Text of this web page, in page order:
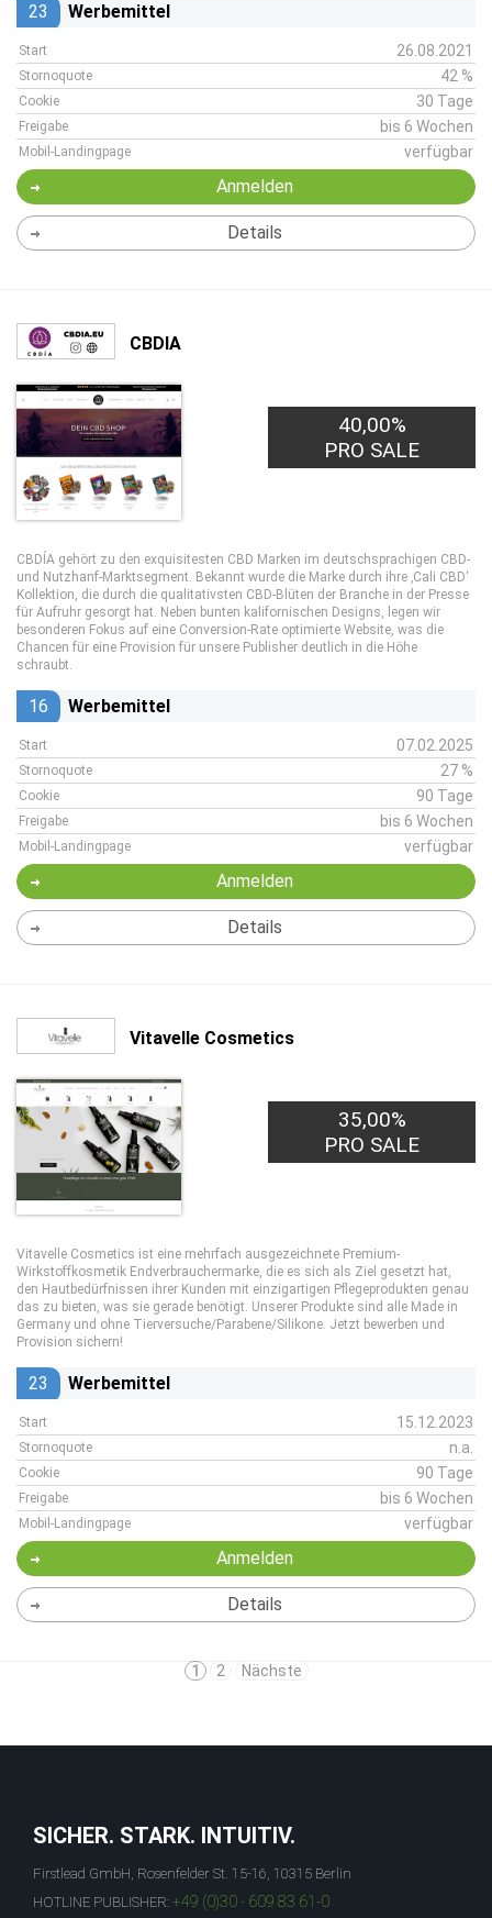
23 Werbemittel
Start 26.08.2021
Stornoquote 42 %
Cookie 30 Tage
Freigabe bis 6 Wochen
Mobil-Landingpage verfügbar
Anmelden
Details
CBDIA
40,00%
PRO SALE
CBDÍA gehört zu den exquisitesten CBD Marken im deutschsprachigen CBD-
und Nutzhanf-Marktsegment. Bekannt wurde die Marke durch ihre ‚Cali CBD‘
Kollektion, die durch die qualitativsten CBD-Blüten der Branche in der Presse
für Aufruhr gesorgt hat. Neben bunten kalifornischen Designs, legen wir
besonderen Fokus auf eine Conversion-Rate optimierte Website, was die
Chancen für eine Provision für unsere Publisher deutlich in die Höhe
schraubt.
16 Werbemittel
Start 07.02.2025
Stornoquote 27 %
Cookie 90 Tage
Freigabe bis 6 Wochen
Mobil-Landingpage verfügbar
Anmelden
Details
Vitavelle Cosmetics
35,00%
PRO SALE
Vitavelle Cosmetics ist eine mehrfach ausgezeichnete Premium-
Wirkstoffkosmetik Endverbrauchermarke, die es sich als Ziel gesetzt hat,
den Hautbedürfnissen ihrer Kunden mit einzigartigen Pflegeprodukten genau
das zu bieten, was sie gerade benötigt. Unserer Produkte sind alle Made in
Germany und ohne Tierversuche/Parabene/Silikone. Jetzt bewerben und
Provision sichern!
23 Werbemittel
Start 15.12.2023
Stornoquote n.a.
Cookie 90 Tage
Freigabe bis 6 Wochen
Mobil-Landingpage verfügbar
Anmelden
Details
1 2 Nächste
SICHER. STARK. INTUITIV.
Firstlead GmbH, Rosenfelder St. 15-16, 10315 Berlin
HOTLINE PUBLISHER: +49 (0)30 - 609 83 61-0